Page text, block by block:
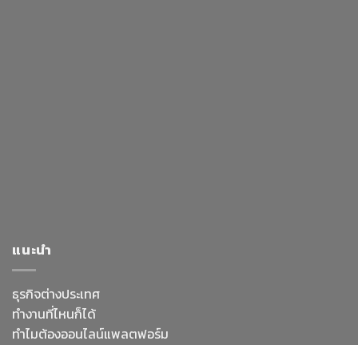
แนะนำ
ธุรกิจต่างประเทศ
ทำงานที่ไหนก็ได้
ทำไมต้องออนไลน์แพลตฟอร์ม